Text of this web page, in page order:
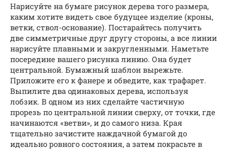
Нарисуйте на бумаге рисунок дерева того размера,
каким хотите видеть свое будущее изделие (кроны,
ветки, ствол-основание). Постарайтесь получить
две симметричные друг другу стороны, а все линии
нарисуйте плавными и закругленными. Наметьте
посередине вашего рисунка линию. Она будет
центральной. Бумажный шаблон вырежьте.
Приложите его к фанере и обведите, как трафарет.
Выпилите два одинаковых дерева, используя
лобзик. В одном из них сделайте частичную
прорезь по центральной линии сверху, от точки, где
начинаются «ветви», и до самого низа. Края
тщательно зачистите наждачной бумагой до
идеально ровного состояния, а затем покрасьте в